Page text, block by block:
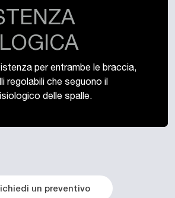
per entrambe le braccia,
regolabili che seguono il
delle spalle.
un preventivo